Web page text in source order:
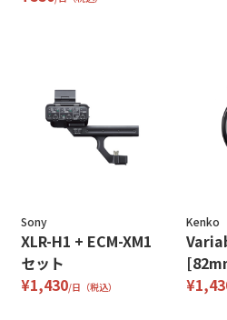
Sony
XLR-H1 + ECM-XM1
セット
¥1,430/日（税込）
Kenko